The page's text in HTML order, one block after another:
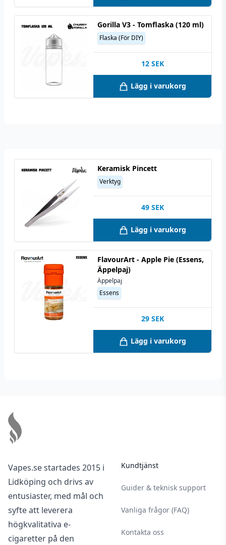
Gorilla V3 - Tomflaska (120 ml)
Flaska (För DIY)
12 SEK
Lägg i varukorg
Keramisk Pincett
Verktyg
49 SEK
Lägg i varukorg
FlavourArt - Apple Pie (Essens,
Äppelpaj)
Äppelpaj
Essens
29 SEK
Lägg i varukorg
Vapes.se startades 2015 i
Lidköping och drivs av
entusiaster, med mål och
syfte att leverera
högkvalitativa e-
cigaretter på den
Kundtjänst
Guider & teknisk support
Vanliga frågor (FAQ)
Kontakta oss